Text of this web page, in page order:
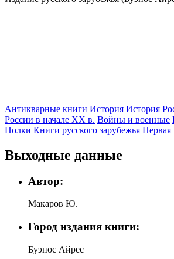
Антикварные книги История История
России в начале XX в. Войны и военные
Полки Книги русского зарубежья Первая
Выходные данные
Автор:
Макаров Ю.
Город издания книги:
Буэнос Айрес